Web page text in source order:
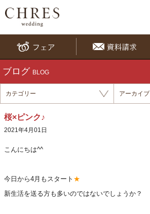
ブログ BLOG
カテゴリー アーカイブ
桜×ピンク♪
2021年4月01日
こんにちは^^
今日から4月もスタート ★
新生活を送る方も多いのではないでしょうか？